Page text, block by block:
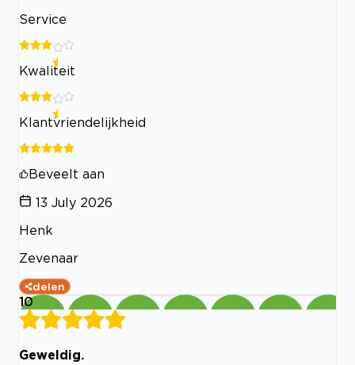
Service
Kwaliteit
Klantvriendelijkheid
Beveelt aan
13 July 2026
Henk
Zevenaar
delen
10
Geweldig.